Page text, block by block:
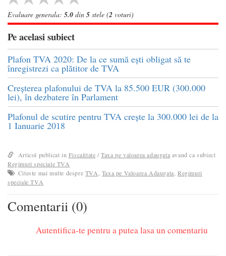
Evaluare generala: 5.0 din 5 stele (2 voturi)
Pe acelasi subiect
Plafon TVA 2020: De la ce sumă ești obligat să te
înregistrezi ca plătitor de TVA
Creșterea plafonului de TVA la 85.500 EUR (300.000
lei), în dezbatere în Parlament
Plafonul de scutire pentru TVA crește la 300.000 lei de la
1 Ianuarie 2018
Articol publicat in Fiscalitate /Taxa pe valoarea adaugata avand ca subiect
Regimuri speciale TVA
Citeste mai multe despre TVA Taxa pe Valoarea Adaugata ,Regimuri
speciale TVA
Comentarii (0)
Autentifica-te pentru a putea lasa un comentariu